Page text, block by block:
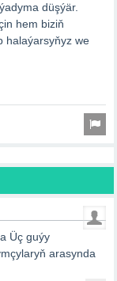
düşýär.
hem biziň
halaýarsyňyz we
Üç guýy
arasynda